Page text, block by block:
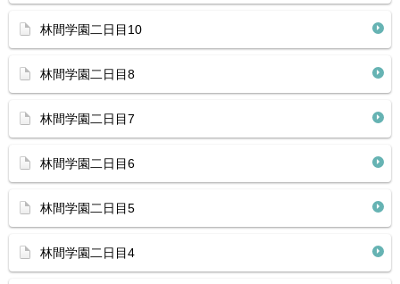
林間学園二日目10
林間学園二日目8
林間学園二日目7
林間学園二日目6
林間学園二日目5
林間学園二日目4